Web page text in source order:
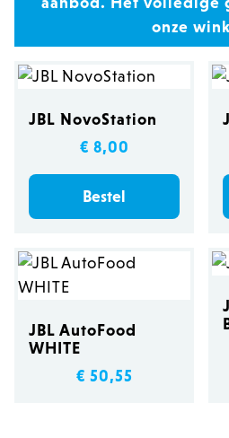
onze
JBL NovoStation
€ 8,00
Bestel
JBL AutoFood
WHITE
€ 50,55